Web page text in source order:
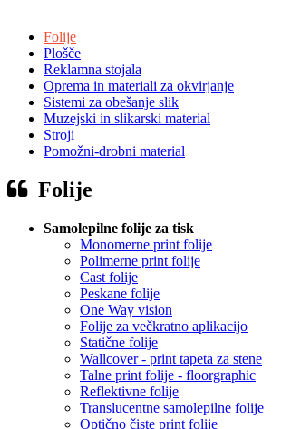
Folije
Plošče
Reklamna stojala
Oprema in materiali za okvirjanje
Sistemi za obešanje slik
Muzejski in slikarski material
Stroji
Pomožni-drobni material
Folije
Samolepilne folije za tisk
Monomerne print folije
Polimerne print folije
Cast folije
Peskane folije
One Way vision
Folije za večkratno aplikacijo
Statične folije
Wallcover - print tapeta za stene
Talne print folije - floorgraphic
Reflektivne folije
Translucentne samolepilne folije
Optično čiste print folije